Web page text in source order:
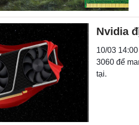
Nvidia
10/03
3060 để
tại.